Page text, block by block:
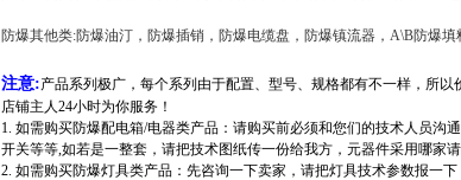
防爆其他类:防爆油汀，防爆插销，防爆电缆盘，防爆镇流器，A\B防爆
注意:产品系列极广，每个系列由于配置、型号、规格都有不一样，所
店铺主人24小时为你服务！
1. 如需购买防爆配电箱/电器类产品：请购买前必须和您们的技术人员沟
开关等等,如若是一整套，请把技术图纸传一份给我方，元器件采用哪家
2. 如需购买防爆灯具类产品：先咨询一下卖家，请把灯具技术参数报一